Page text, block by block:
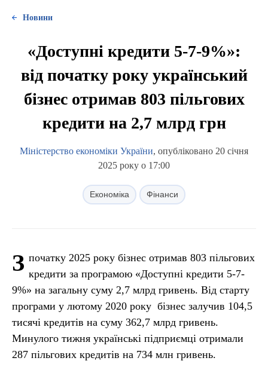
Новини
«Доступні кредити 5-7-9%»:
від початку року український
бізнес отримав 803 пільгових
кредити на 2,7 млрд грн
Міністерство економіки України, опубліковано 20 січня
2025 року о 17:00
Економіка Фінанси
З початку 2025 року бізнес отримав 803 пільгових
кредити за програмою «Доступні кредити 5-7-
9%» на загальну суму 2,7 млрд гривень. Від старту
програми у лютому 2020 року бізнес залучив 104,5
тисячі кредитів на суму 362,7 млрд гривень.
Минулого тижня українські підприємці отримали
287 пільгових кредитів на 734 млн гривень.